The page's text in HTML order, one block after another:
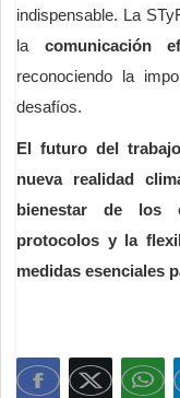
indispensable. La
la comunicación
reconociendo la
desafíos.
El futuro del
nueva realidad
bienestar de los
protocolos y la
medidas esenciales